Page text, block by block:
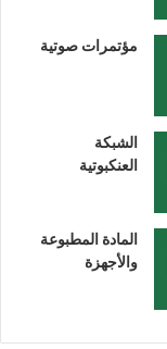
مؤتمرات صوتية
الشبكة
العنكبوتية
المادة المطبوعة
والأجهزة